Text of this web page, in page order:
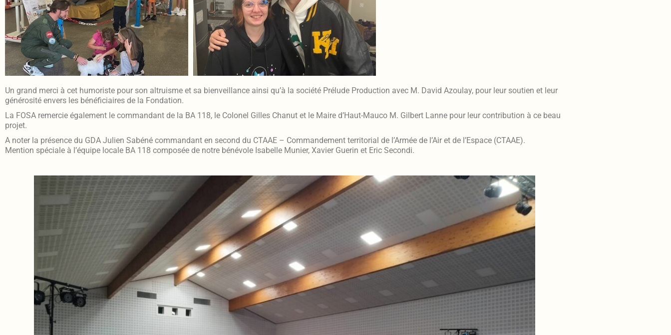
Un grand merci à cet humoriste pour son altruisme et sa bienveillance ainsi qu’à la société Prélude Production avec M. David Azoulay, pour leur soutien et leur
générosité envers les bénéficiaires de la Fondation.
La FOSA remercie également le commandant de la BA 118, le Colonel Gilles Chanut et le Maire d’Haut-Mauco M. Gilbert Lanne pour leur contribution à ce beau
projet.
A noter la présence du GDA Julien Sabéné commandant en second du CTAAE – Commandement territorial de l’Armée de l’Air et de l’Espace (CTAAE).
Mention spéciale à l’équipe locale BA 118 composée de notre bénévole Isabelle Munier, Xavier Guerin et Eric Secondi.